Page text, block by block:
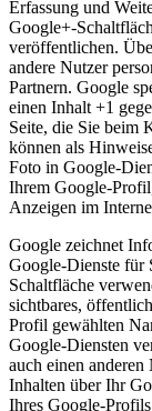
Erfassung und
Google+-
veröffentlichen.
andere Nutzer
Partnern. Google
einen Inhalt +1
Seite, die Sie beim
können als
Foto in Google-
Ihrem Google-
Anzeigen im
Google zeichnet
Google-Dienste für
Schaltfläche
sichtbares,
Profil gewählten
Google-Diensten
auch einen anderen
Inhalten über Ihr
Ihres Google-